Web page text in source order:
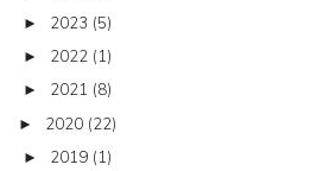
► 2023 (5)
► 2022 (1)
► 2021 (8)
► 2020 (22)
► 2019 (1)